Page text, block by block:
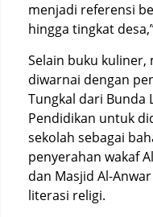
menjadi referensi
hingga tingkat
Selain buku
diwarnai dengan
Tungkal dari Bunda
Pendidikan untuk
sekolah sebagai
penyerahan wakaf
dan Masjid Al-
literasi religi.